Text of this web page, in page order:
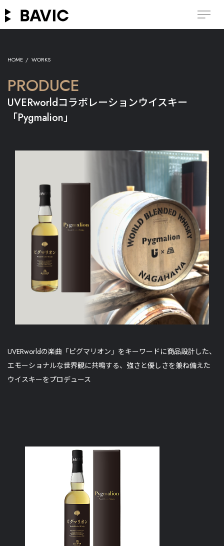
HOME WORKS
PRODUCE
UVERworldコラボレーションウイスキー
「Pygmalion」
UVERworldの楽曲「ピグマリオン」をキーワードに商品設計した、
エモーショナルな世界観に共鳴する、強さと優しさを兼ね備えた
ウイスキーをプロデュース